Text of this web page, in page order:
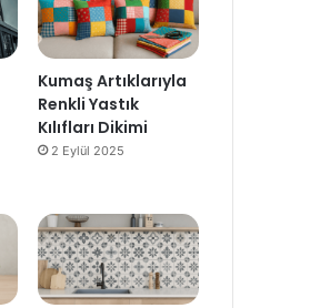
Kumaş Artıklarıyla
Renkli Yastık
Kılıfları Dikimi
2 Eylül 2025